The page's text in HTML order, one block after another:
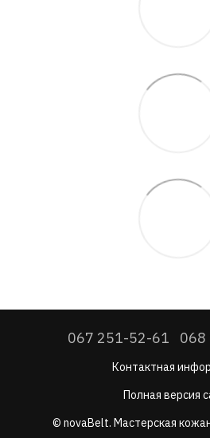
067 251-52-61 068
Контактная
Полная версия
© novaBelt. Мастерская